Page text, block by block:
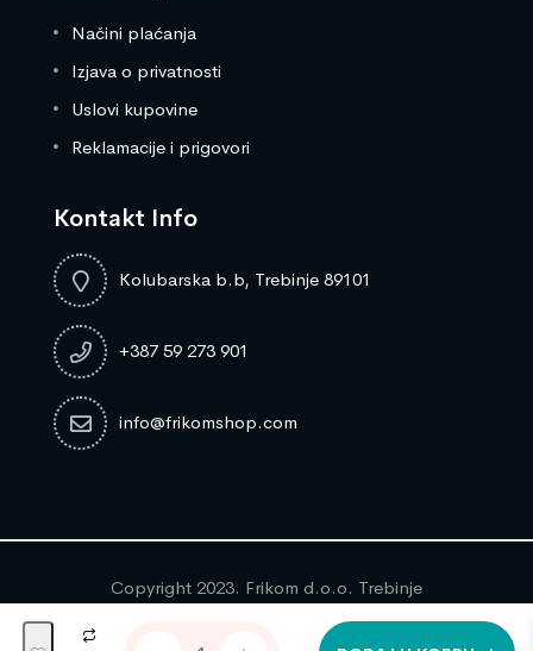
Načini plaćanja
Izjava o privatnosti
Uslovi kupovine
Reklamacije i prigovori
Kontakt Info
Kolubarska b.b, Trebinje 89101
+387 59 273 901
info@frikomshop.com
Copyright 2023. Frikom d.o.o. Trebinje